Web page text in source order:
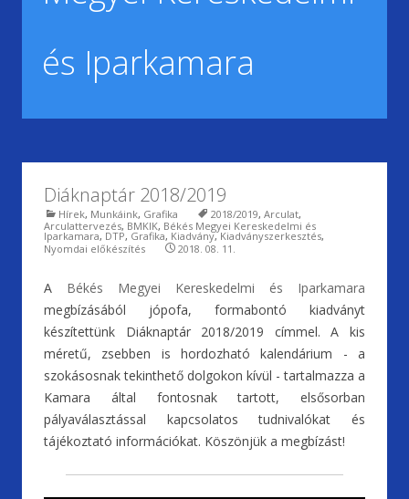
és Iparkamara
Diáknaptár 2018/2019
Hírek, Munkáink, Grafika 2018/2019, Arculat,
Arculattervezés, BMKIK, Békés Megyei Kereskedelmi és
Iparkamara, DTP, Grafika, Kiadvány,Kiadványszerkesztés,
Nyomdai előkészítés
2018. 08. 11.
A Békés Megyei Kereskedelmi és Iparkamara
megbízásából jópofa, formabontó kiadványt
készítettünk Diáknaptár 2018/2019 címmel. A kis
méretű, zsebben is hordozható kalendárium - a
szokásosnak tekinthető dolgokon kívül - tartalmazza a
Kamara által fontosnak tartott, elsősorban
pályaválasztással kapcsolatos tudnivalókat és
tájékoztató információkat. Köszönjük a megbízást!